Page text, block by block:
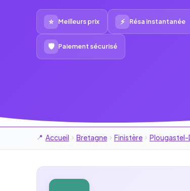
⭐ Meilleurs prix ⚡ Résa instantanée
🛡 Paiement sécurisé
Accueil Bretagne Finistère Plougastel-